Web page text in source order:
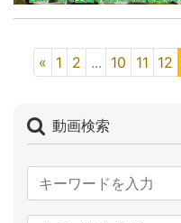
« 1 2 ... 10 11 12
動画検索